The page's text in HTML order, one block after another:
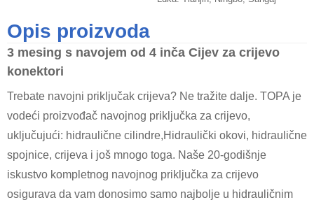
Opis proizvoda
3 mesing s navojem od 4 inča Cijev za crijevo
konektori
Trebate navojni priključak crijeva? Ne tražite dalje. TOPA je
vodeći proizvođač navojnog priključka za crijevo,
uključujući: hidraulične cilindre,Hidraulički okovi, hidraulične
spojnice, crijeva i još mnogo toga. Naše 20-godišnje
iskustvo kompletnog navojnog priključka za crijevo
osigurava da vam donosimo samo najbolje u hidrauličnim